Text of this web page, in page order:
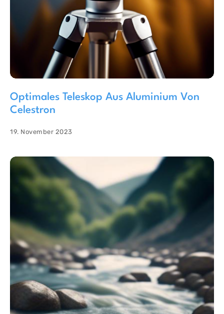
Optimales Teleskop Aus Aluminium Von
Celestron
19. November 2023